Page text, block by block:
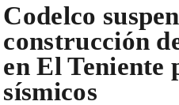
Codelco
construcción
en El Teniente
sísmicos